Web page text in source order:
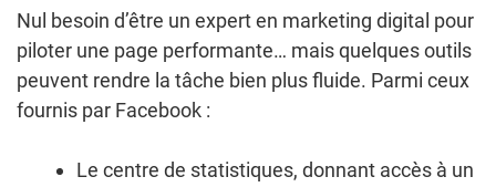
Nul besoin d’être un expert en marketing digital pour
piloter une page performante… mais quelques outils
peuvent rendre la tâche bien plus fluide. Parmi ceux
fournis par Facebook :
Le centre de statistiques, donnant accès à un